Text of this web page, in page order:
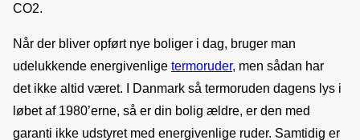
CO2.
Når der bliver opført nye boliger i dag, bruger man
udelukkende energivenlige termoruder, men sådan har
det ikke altid været. I Danmark så termoruden dagens lys i
løbet af 1980’erne, så er din bolig ældre, er den med
garanti ikke udstyret med energivenlige ruder. Samtidig er